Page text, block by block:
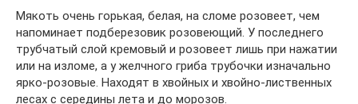
Мякоть очень горькая, белая, на сломе розовеет, чем
напоминает подберезовик розовеющий. У последнего
трубчатый слой кремовый и розовеет лишь при нажатии
или на изломе, а у желчного гриба трубочки изначально
ярко-розовые. Находят в хвойных и хвойно-лиственных
лесах с середины лета и до морозов.